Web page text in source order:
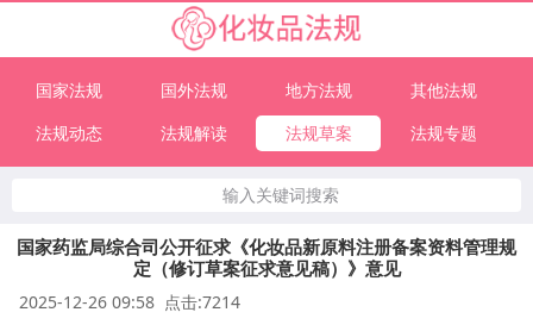
国家法规 国外法规 地方法规
其他法规
法规动态
法规解读 法规草案 法规专题
输入关键词搜索
国家药监局综合司公开征求《化妆品新原料注册备案资料管理规
定（修订草案征求意见稿）》意见
2025-12-26 09:58 点击:7214